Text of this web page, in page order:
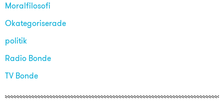
Moralfilosofi
Okategoriserade
politik
Radio Bonde
TV Bonde